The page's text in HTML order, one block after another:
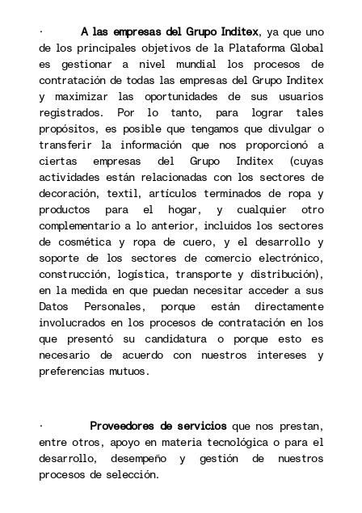
· A las empresas del Grupo Inditex, ya que uno
de los principales objetivos de la Plataforma Global
es gestionar a nivel mundial los procesos de
contratación de todas las empresas del Grupo Inditex
y maximizar las oportunidades de sus usuarios
registrados. Por lo tanto, para lograr tales
propósitos, es posible que tengamos que divulgar o
transferir la información que nos proporcionó a
ciertas empresas del Grupo Inditex (cuyas
actividades están relacionadas con los sectores de
decoración, textil, artículos terminados de ropa y
productos para el hogar, y cualquier otro
complementario a lo anterior, incluidos los sectores
de cosmética y ropa de cuero, y el desarrollo y
soporte de los sectores de comercio electrónico,
construcción, logística, transporte y distribución),
en la medida en que puedan necesitar acceder a sus
Datos Personales, porque están directamente
involucrados en los procesos de contratación en los
que presentó su candidatura o porque esto es
necesario de acuerdo con nuestros intereses y
preferencias mutuos.
· Proveedores de serviciosque nos prestan,
entre otros, apoyo en materia tecnológica o para el
desarrollo, desempeño y gestión de nuestros
procesos de selección.